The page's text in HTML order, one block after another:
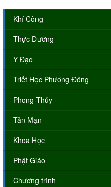
Khí Công
Thực Dưỡng
Y Đạo
Triết Học Phương Đông
Phong Thủy
Tản Mạn
Khoa Học
Phật Giáo
Chương trình